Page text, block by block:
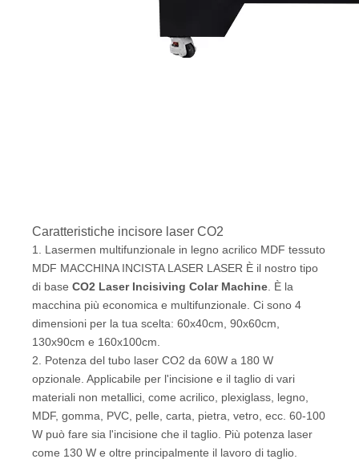
Caratteristiche incisore laser CO2
1. Lasermen multifunzionale in legno acrilico MDF tessuto
MDF MACCHINA INCISTA LASER LASER È il nostro tipo
di base CO2 Laser Incisiving Colar Machine . È la
macchina più economica e multifunzionale. Ci sono 4
dimensioni per la tua scelta: 60x40cm, 90x60cm,
130x90cm e 160x100cm.
2. Potenza del tubo laser CO2 da 60W a 180 W
opzionale. Applicabile per l'incisione e il taglio di vari
materiali non metallici, come acrilico, plexiglass, legno,
MDF, gomma, PVC, pelle, carta, pietra, vetro, ecc. 60-100
W può fare sia l'incisione che il taglio. Più potenza laser
come 130 W e oltre principalmente il lavoro di taglio.